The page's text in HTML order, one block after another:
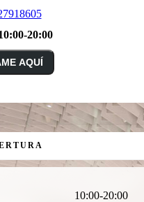
20:00
AQUÍ
10:00-20:00